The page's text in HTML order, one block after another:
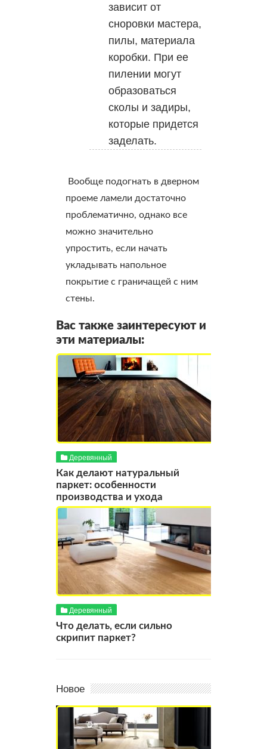
зависит от
сноровки мастера,
пилы, материала
коробки. При ее
пилении могут
образоваться
сколы и задиры,
которые придется
заделать.
Вообще подогнать в дверном
проеме ламели достаточно
проблематично, однако все
можно значительно
упростить, если начать
укладывать напольное
покрытие с граничащей с ним
стены.
Вас также заинтересуют и
эти материалы:
Деревянный
Как делают натуральный
паркет: особенности
производства и ухода
Деревянный
Что делать, если сильно
скрипит паркет?
Новое